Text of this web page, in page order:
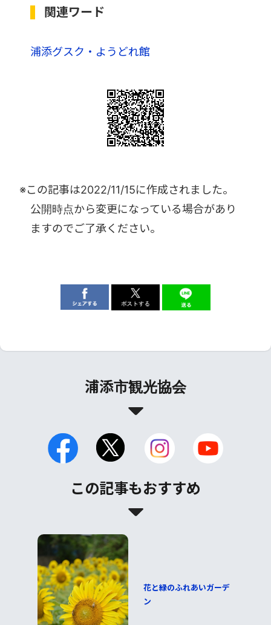
関連ワード
浦添グスク・ようどれ館
※この記事は2022/11/15に作成されました。
公開時点から変更になっている場合があり
ますのでご了承ください。
浦添市観光協会
この記事もおすすめ
花と緑のふれあいガーデ
ン